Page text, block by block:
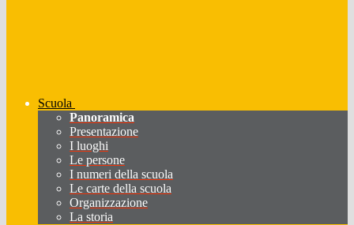
Scuola
Panoramica
Presentazione
I luoghi
Le persone
I numeri della scuola
Le carte della scuola
Organizzazione
La storia